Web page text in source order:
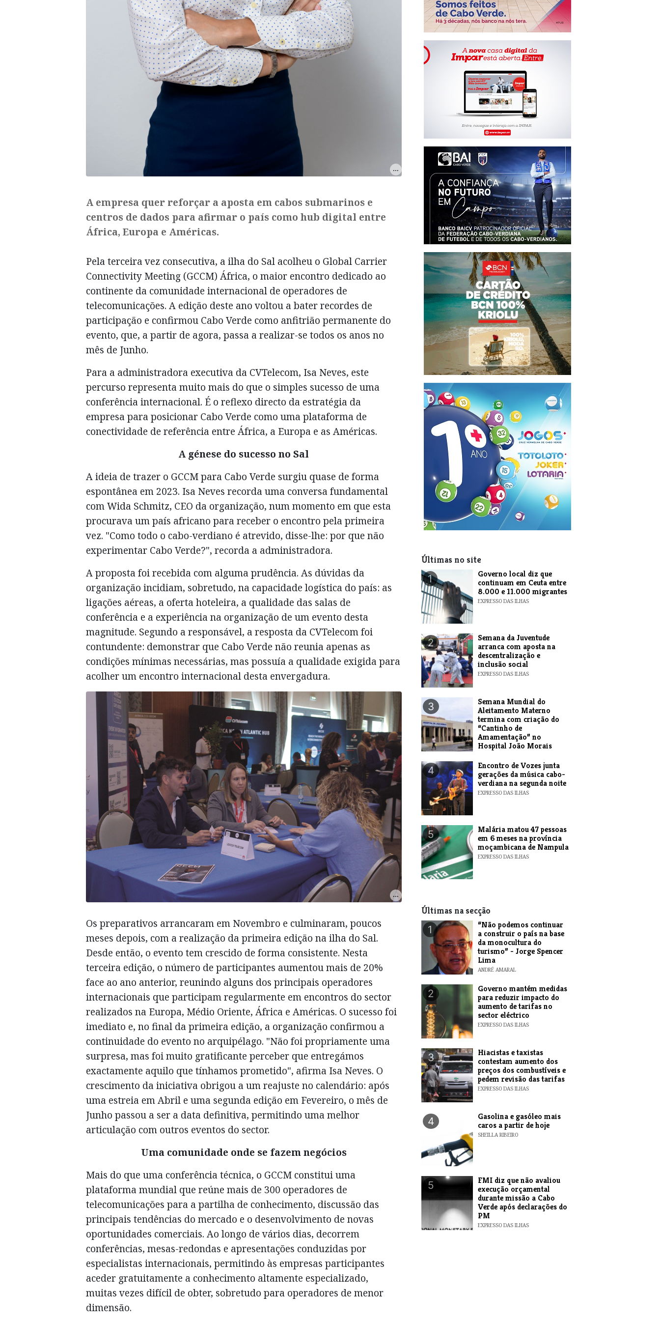
A empresa quer reforçar a aposta em cabos submarinos e
centros de dados para afirmar o país como hub digital entre
África, Europa e Américas.
Pela terceira vez consecutiva, a ilha do Sal acolheu o Global Carrier
Connectivity Meeting (GCCM) África, o maior encontro dedicado ao
continente da comunidade internacional de operadores de
telecomunicações. A edição deste ano voltou a bater recordes de
participação e confirmou Cabo Verde como anfitrião permanente do
evento, que, a partir de agora, passa a realizar-se todos os anos no
mês de Junho.
Para a administradora executiva da CVTelecom, Isa Neves, este
percurso representa muito mais do que o simples sucesso de uma
conferência internacional. É o reflexo directo da estratégia da
empresa para posicionar Cabo Verde como uma plataforma de
conectividade de referência entre África, a Europa e as Américas.
A génese do sucesso no Sal
A ideia de trazer o GCCM para Cabo Verde surgiu quase de forma
espontânea em 2023. Isa Neves recorda uma conversa fundamental
com Wida Schmitz, CEO da organização, num momento em que esta
procurava um país africano para receber o encontro pela primeira
vez. "Como todo o cabo-verdiano é atrevido, disse-lhe: por que não
experimentar Cabo Verde?", recorda a administradora.
A proposta foi recebida com alguma prudência. As dúvidas da
organização incidiam, sobretudo, na capacidade logística do país: as
ligações aéreas, a oferta hoteleira, a qualidade das salas de
conferência e a experiência na organização de um evento desta
magnitude. Segundo a responsável, a resposta da CVTelecom foi
contundente: demonstrar que Cabo Verde não reunia apenas as
condições mínimas necessárias, mas possuía a qualidade exigida para
acolher um encontro internacional desta envergadura.
Os preparativos arrancaram em Novembro e culminaram, poucos
meses depois, com a realização da primeira edição na ilha do Sal.
Desde então, o evento tem crescido de forma consistente. Nesta
terceira edição, o número de participantes aumentou mais de 20%
face ao ano anterior, reunindo alguns dos principais operadores
internacionais que participam regularmente em encontros do sector
realizados na Europa, Médio Oriente, África e Américas. O sucesso foi
imediato e, no final da primeira edição, a organização confirmou a
continuidade do evento no arquipélago. "Não foi propriamente uma
surpresa, mas foi muito gratificante perceber que entregámos
exactamente aquilo que tínhamos prometido", afirma Isa Neves. O
crescimento da iniciativa obrigou a um reajuste no calendário: após
uma estreia em Abril e uma segunda edição em Fevereiro, o mês de
Junho passou a ser a data definitiva, permitindo uma melhor
articulação com outros eventos do sector.
Uma comunidade onde se fazem negócios
Mais do que uma conferência técnica, o GCCM constitui uma
plataforma mundial que reúne mais de 300 operadores de
telecomunicações para a partilha de conhecimento, discussão das
principais tendências do mercado e o desenvolvimento de novas
oportunidades comerciais. Ao longo de vários dias, decorrem
conferências, mesas-redondas e apresentações conduzidas por
especialistas internacionais, permitindo às empresas participantes
aceder gratuitamente a conhecimento altamente especializado,
muitas vezes difícil de obter, sobretudo para operadores de menor
dimensão.
Últimas no site
1
​Governo local diz que
continuam em Ceuta entre
8.000 e 11.000 migrantes
EXPRESSO DAS ILHAS
2
Semana da Juventude
arranca com aposta na
descentralização e
inclusão social
EXPRESSO DAS ILHAS
3
Semana Mundial do
Aleitamento Materno
termina com criação do
“Cantinho de
Amamentação” no
Hospital João Morais
4
Encontro de Vozes junta
gerações da música cabo-
verdiana na segunda noite
EXPRESSO DAS ILHAS
5
​Malária matou 47 pessoas
em 6 meses na província
moçambicana de Nampula
EXPRESSO DAS ILHAS
Últimas na secção
1
“Não podemos continuar
a construir o país na base
da monocultura do
turismo” - Jorge Spencer
Lima
ANDRÉ AMARAL
2
Governo mantém medidas
para reduzir impacto do
aumento de tarifas no
sector eléctrico
EXPRESSO DAS ILHAS
3
Hiacistas e taxistas
contestam aumento dos
preços dos combustíveis e
pedem revisão das tarifas
EXPRESSO DAS ILHAS
4
Gasolina e gasóleo mais
caros a partir de hoje
SHEILLA RIBEIRO
5
FMI diz que não avaliou
execução orçamental
durante missão a Cabo
Verde após declarações do
PM
EXPRESSO DAS ILHAS